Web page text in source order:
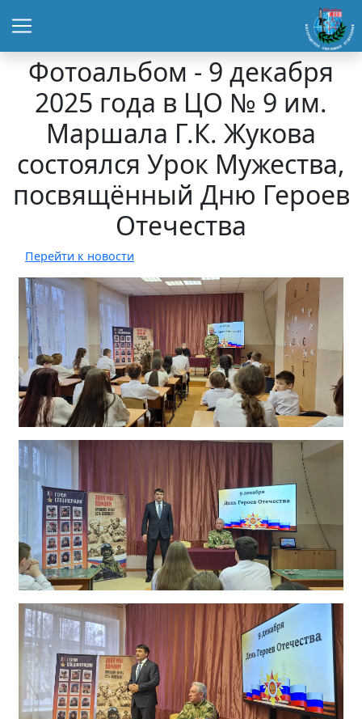
Фотоальбом - 9 декабря
2025 года в ЦО № 9 им.
Маршала Г.К. Жукова
состоялся Урок Мужества,
посвящённый Дню Героев
Отечества
Перейти к новости